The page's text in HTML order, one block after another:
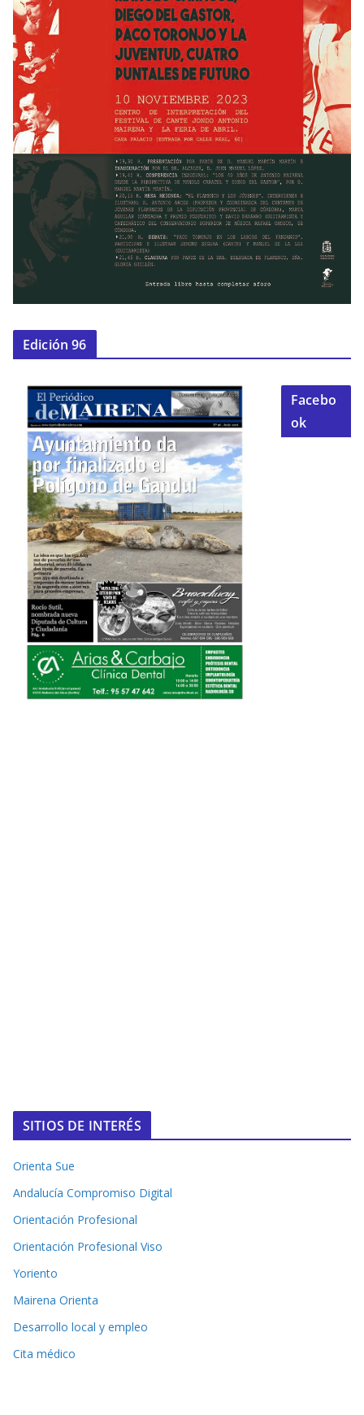
Edición 96
Facebo
ok
SITIOS DE INTERÉS
Orienta Sue
Andalucía Compromiso Digital
Orientación Profesional
Orientación Profesional Viso
Yoriento
Mairena Orienta
Desarrollo local y empleo
Cita médico